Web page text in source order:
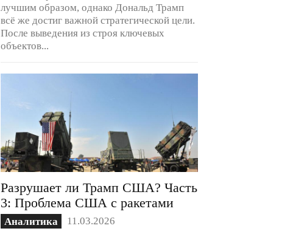
лучшим образом, однако Дональд Трамп
всё же достиг важной стратегической цели.
После выведения из строя ключевых
объектов...
Разрушает ли Трамп США? Часть
3: Проблема США с ракетами
Аналитика 11.03.2026